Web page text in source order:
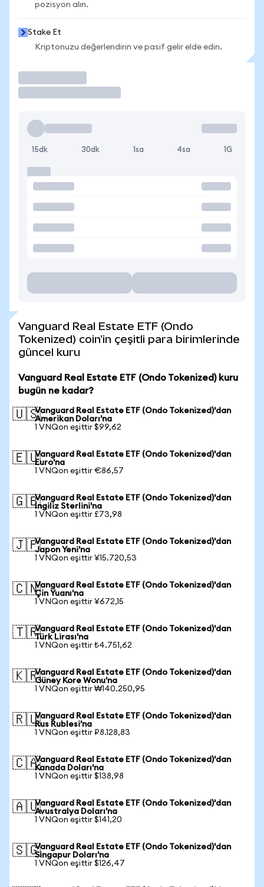
pozisyon alın.
Stake Et
Kriptonuzu değerlendirin ve pasif gelir elde edin.
15dk 30dk 1sa 4sa 1G
Vanguard Real Estate ETF (Ondo
Tokenized) coin'in çeşitli para birimlerinde
güncel kuru
Vanguard Real Estate ETF (Ondo Tokenized) kuru
bugün ne kadar?
🇺🇸Vanguard Real Estate ETF (Ondo Tokenized)'dan
Amerikan Doları'na
1 VNQon eşittir $99,62
🇪🇺Vanguard Real Estate ETF (Ondo Tokenized)'dan
Euro'na
1 VNQon eşittir €86,57
🇬🇧Vanguard Real Estate ETF (Ondo Tokenized)'dan
İngiliz Sterlini'na
1 VNQon eşittir £73,98
🇯🇵Vanguard Real Estate ETF (Ondo Tokenized)'dan
Japon Yeni'na
1 VNQon eşittir ¥15.720,53
🇨🇳Vanguard Real Estate ETF (Ondo Tokenized)'dan
Çin Yuanı'na
1 VNQon eşittir ¥672,15
🇹🇷Vanguard Real Estate ETF (Ondo Tokenized)'dan
Türk Lirası'na
1 VNQon eşittir ₺4.751,62
🇰🇷Vanguard Real Estate ETF (Ondo Tokenized)'dan
Güney Kore Wonu'na
1 VNQon eşittir ₩140.250,95
🇷🇺Vanguard Real Estate ETF (Ondo Tokenized)'dan
Rus Rublesi'na
1 VNQon eşittir ₽8.128,83
🇨🇦Vanguard Real Estate ETF (Ondo Tokenized)'dan
Kanada Doları'na
1 VNQon eşittir $138,98
🇦🇺Vanguard Real Estate ETF (Ondo Tokenized)'dan
Avustralya Doları'na
1 VNQon eşittir $141,20
🇸🇬Vanguard Real Estate ETF (Ondo Tokenized)'dan
Singapur Doları'na
1 VNQon eşittir $126,47